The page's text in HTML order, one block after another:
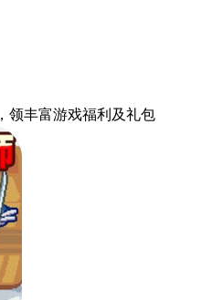
，领丰富游戏福利 及礼包